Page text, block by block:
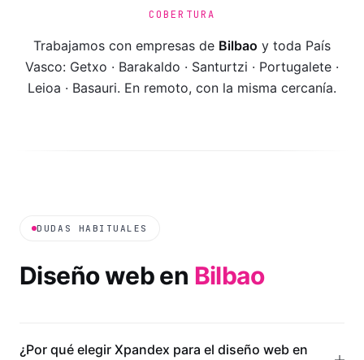
COBERTURA
Trabajamos con empresas de Bilbao y toda País
Vasco: Getxo · Barakaldo · Santurtzi · Portugalete ·
Leioa · Basauri. En remoto, con la misma cercanía.
DUDAS HABITUALES
Diseño web en Bilbao
¿Por qué elegir Xpandex para el diseño web en